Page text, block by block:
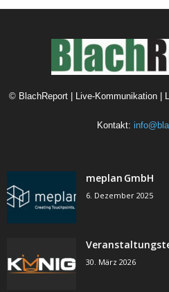
© BlachReport | Live-Kommunikation |
Kontakt:
meplan GmbH
6. Dezember 2025
30. März 2026